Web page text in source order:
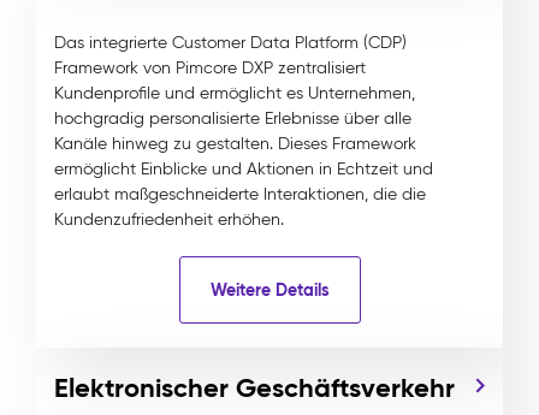
Das integrierte Customer Data Platform (CDP)
Framework von Pimcore DXP zentralisiert
Kundenprofile und ermöglicht es Unternehmen,
hochgradig personalisierte Erlebnisse über alle
Kanäle hinweg zu gestalten. Dieses Framework
ermöglicht Einblicke und Aktionen in Echtzeit und
erlaubt maßgeschneiderte Interaktionen, die die
Kundenzufriedenheit erhöhen.
Weitere Details
Elektronischer Geschäftsverkehr